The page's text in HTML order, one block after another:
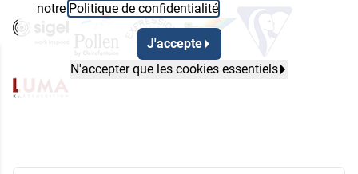
notre Politique de confidentialité
J'accepte
N'accepter que les cookies essentiels